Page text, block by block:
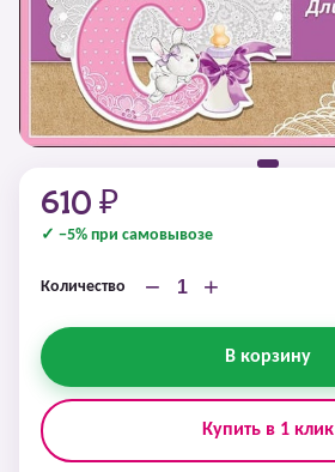
610 ₽
✓ −5% при самовывозе
Количество − +
В корзину
Купить в 1 клик